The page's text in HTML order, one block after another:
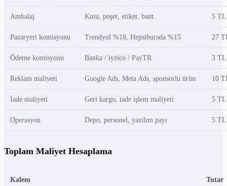
Ambalaj Kutu, poşet, etiket, bant 5 TL
Pazaryeri komisyonu Trendyol %18, Hepsiburada %15 27
Ödeme komisyonu Banka / iyzico / PayTR 3
Reklam maliyeti Google Ads, Meta Ads, sponsorlu ürün 10
İade maliyeti Geri kargo, iade işlem maliyeti 5
Operasyon Depo, personel, yazılım payı 5 TL
Toplam Maliyet Hesaplama
Kalem Tutar